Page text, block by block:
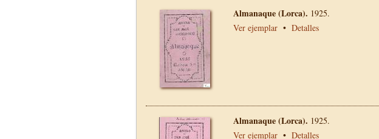
Almanaque (Lorca). 1925.
Ver ejemplar • Detalles
Almanaque (Lorca). 1925.
Ver ejemplar • Detalles